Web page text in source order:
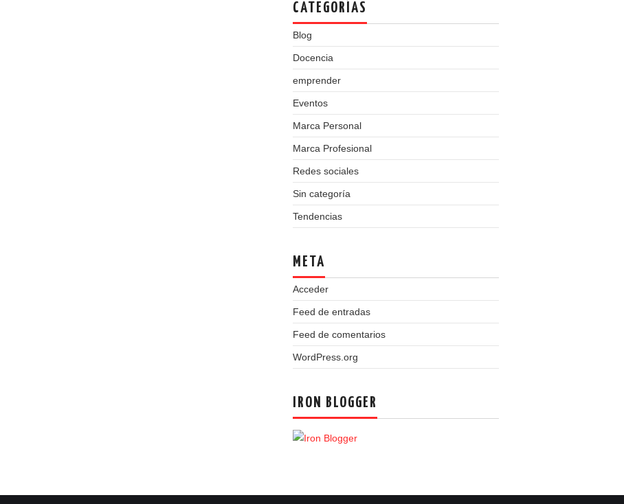
CATEGORÍAS
Blog
Docencia
emprender
Eventos
Marca Personal
Marca Profesional
Redes sociales
Sin categoría
Tendencias
META
Acceder
Feed de entradas
Feed de comentarios
WordPress.org
IRON BLOGGER